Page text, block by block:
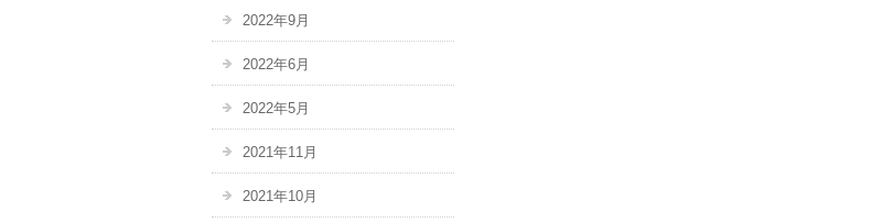
2022年9月
2022年6月
2022年5月
2021年11月
2021年10月